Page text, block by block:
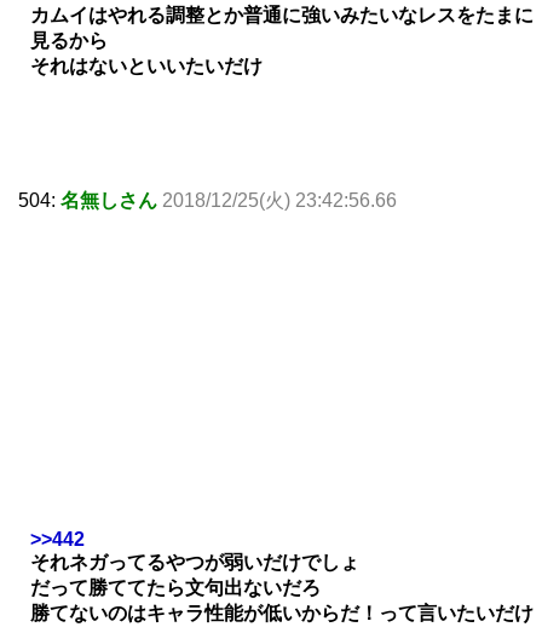
カムイはやれる調整とか普通に強いみたいなレスをたまに
見るから
それはないといいたいだけ
504: 名無しさん 2018/12/25(火) 23:42:56.66
>>442
それネガってるやつが弱いだけでしょ
だって勝ててたら文句出ないだろ
勝てないのはキャラ性能が低いからだ！って言いたいだけ